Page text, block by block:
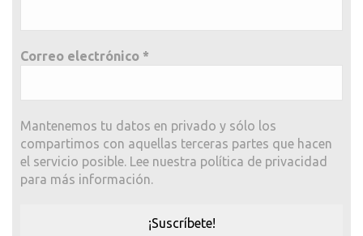
Correo electrónico *
Mantenemos tu datos en privado y sólo los
compartimos con aquellas terceras partes que hacen
el servicio posible. Lee nuestra política de privacidad
para más información.